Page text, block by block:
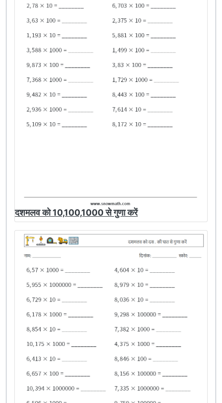
दशमलव को 10,100,1000 से गुणा करें